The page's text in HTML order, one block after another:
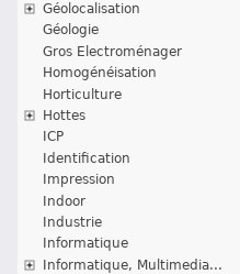
Géolocalisation
Géologie
Gros Electroménager
Homogénéisation
Horticulture
Hottes
ICP
Identification
Impression
Indoor
Industrie
Informatique
Informatique, Multimedia...